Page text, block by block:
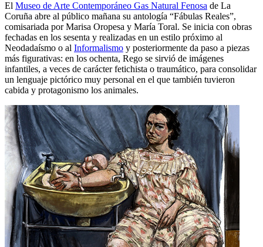
El Museo de Arte Contemporáneo Gas Natural Fenosa de La
Coruña abre al público mañana su antología “Fábulas Reales”,
comisariada por Marisa Oropesa y María Toral. Se inicia con obras
fechadas en los sesenta y realizadas en un estilo próximo al
Neodadaísmo o al Informalismo y posteriormente da paso a piezas
más figurativas: en los ochenta, Rego se sirvió de imágenes
infantiles, a veces de carácter fetichista o traumático, para consolidar
un lenguaje pictórico muy personal en el que también tuvieron
cabida y protagonismo los animales.